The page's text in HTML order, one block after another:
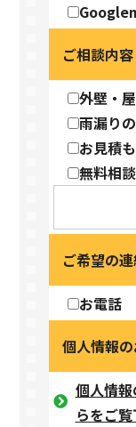
ご相談内容
外壁・
雨漏り
お見積
無料相
ご希望の
お電話
個人情報
個人情
らをご